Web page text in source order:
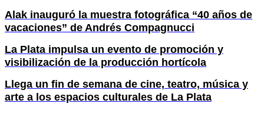
Alak inauguró la muestra fotográfica “40 años de
vacaciones” de Andrés Compagnucci
La Plata impulsa un evento de promoción y
visibilización de la producción hortícola
Llega un fin de semana de cine, teatro, música y
arte a los espacios culturales de La Plata